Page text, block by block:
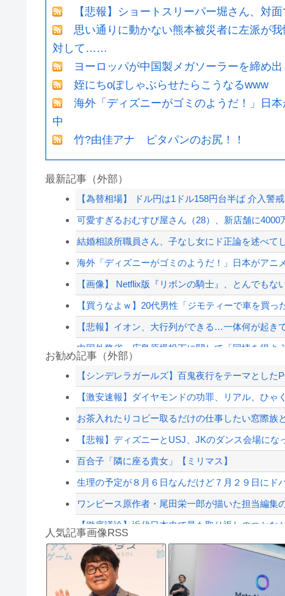
【悲報】ショートスリーパー堀さん、対
思い通りに動かない熊本被災者に左派が
対して……
ヨーロッパが中国製メガソーラーを締め出
姪にちoぽしゃぶらせたらこうなるwww
海外「ディズニーがゴミのようだ！」日
中
竹?由佳アナ ピタパンのお尻！！
最新記事（外部）
【為替相場】 ドル円は1ドル158円台半ば 介入警
可愛すぎるおむすび屋さん（28）、新店舗に
結婚相談所職員さん、子なし女にド正論を述べて
海外「ディズニーがゴミのようだ！」日本がアニ
【画像】 Netflix版『リボンの騎士』、とんでもな
【買うなよｗ】20代男性「ジモティーで車を買
【悲報】イオン、大行列ができる…一体何が起き
中国外務省、広島原爆投下に関して「同情を得よ
20代「50年ローンでええやろ」←これマジ？？？
韓国人「北米市場で売れまくりトヨタに続き日本
東大「貯金あと数年で尽きます」→研究者削減へ…
大日本帝国陸軍「侵攻できたとして、食糧どうす
【配信者】「金バエ」のSNS更新が1週間途絶え
【緊急速報】NYで警官が黒人男性の首を絞め、暴
お勧め記事（外部）
【シンデレラガールズ】百鬼夜行をテーマとした
【激安速報】ダイヤモンドの功罪、リアル、ひゃ
お茶入れたりコピー取るだけの仕事したい窓際族
【悲報】ディズニーとUSJ、JKのダンス会場にな
百合子「隣に座る貴女」【ミリマス】
生理の予定が８月６日なんだけど７月２９日にド
ワンピース原作者・尾田栄一郎が描いた担当編集
【徹底議論】近代日本史で最も取り返しのつかな
【動画】高速道路を走行中の車からリアガラスが
【悲報】Googleのエンジニア「AIで仕事がつまら
8/4のニュース
人気記事画像RSS